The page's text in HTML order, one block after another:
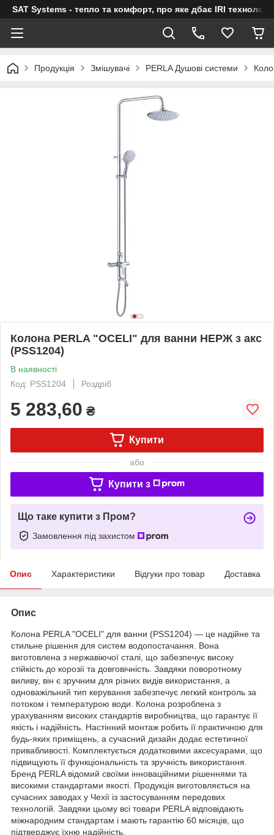
SAT Systems - тепло та комфорт, про яке дбає IRI технологія
Продукція Змішувачі PERLA Душові системи
Колона PERLA "OCELI" для ванни НЕРЖ з акс
(PSS1204)
В наявності
Код: PSS1204
Роздріб
5 283,60 ₴
Купити
або
Купити з
Що таке купити з Пром?
Замовлення під захистом
Опис Характеристики Відгуки про товар Доставка
Опис
Колона PERLA "OCELI" для ванни (PSS1204) — це надійне та
стильне рішення для систем водопостачання. Вона
виготовлена з нержавіючої сталі, що забезпечує високу
стійкість до корозії та довговічність. Завдяки поворотному
виливу, він є зручним для різних видів використання, а
одноважільний тип керування забезпечує легкий контроль за
потоком і температурою води. Колона розроблена з
урахуванням високих стандартів виробництва, що гарантує її
якість і надійність. Настінний монтаж робить її практичною для
будь-яких приміщень, а сучасний дизайн додає естетичної
привабливості. Комплектується додатковими аксесуарами, що
підвищують її функціональність та зручність використання.
Бренд PERLA відомий своїми інноваційними рішеннями та
високими стандартами якості. Продукція виготовляється на
сучасних заводах у Чехії із застосуванням передових
технологій. Завдяки цьому всі товари PERLA відповідають
міжнародним стандартам і мають гарантію 60 місяців, що
підтверджує їхню надійність.